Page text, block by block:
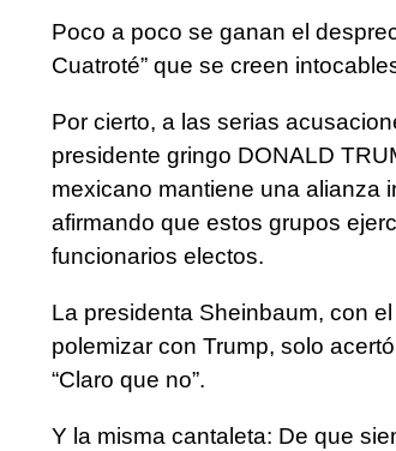
Poco a poco se ganan el
Cuatroté” que se creen
Por cierto, a las serias
presidente gringo DONALD
mexicano mantiene una alianza
afirmando que estos grupos
funcionarios electos.
La presidenta Sheinbaum, con
polemizar con Trump, solo
“Claro que no”.
Y la misma cantaleta: De que